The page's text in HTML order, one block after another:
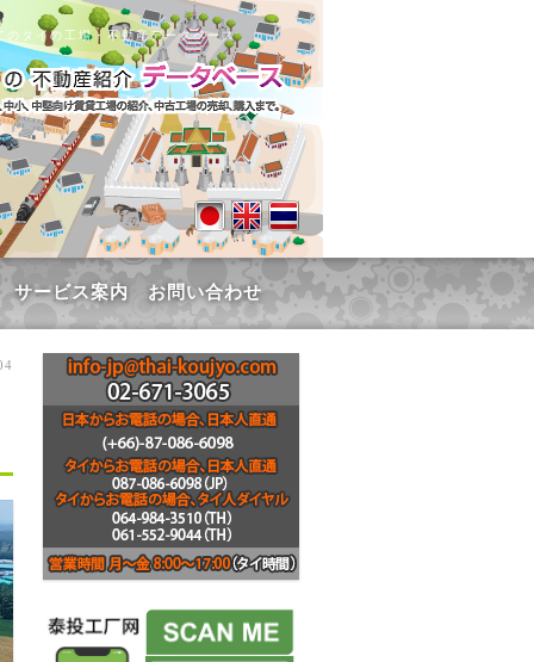
タイの工場・不動産データベース
サービス案内 お問い合わせ